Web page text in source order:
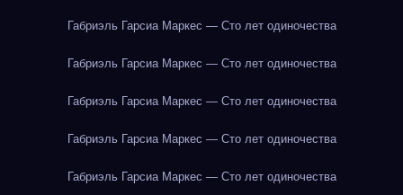
Габриэль Гарсиа Маркес — Сто лет одиночества
Габриэль Гарсиа Маркес — Сто лет одиночества
Габриэль Гарсиа Маркес — Сто лет одиночества
Габриэль Гарсиа Маркес — Сто лет одиночества
Габриэль Гарсиа Маркес — Сто лет одиночества